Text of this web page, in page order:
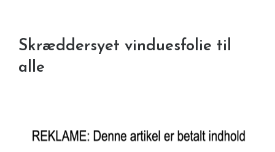
Skræddersyet vinduesfolie til
alle